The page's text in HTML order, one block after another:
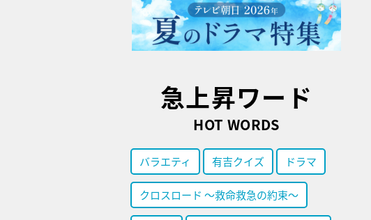
急上昇ワード
HOT WORDS
バラエティ 有吉クイズ ドラマ
クロスロード ～救命救急の約束～